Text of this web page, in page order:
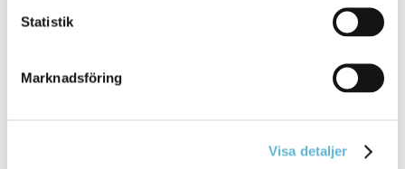
Statistik
Marknadsföring
Visa detaljer
Kommentera